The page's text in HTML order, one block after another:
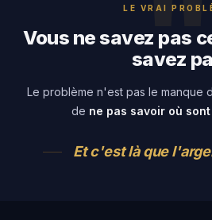
LE VRAI
Vous ne savez pas
savez
Le problème n'est pas le manque
de ne pas savoir où
Et c'est là que